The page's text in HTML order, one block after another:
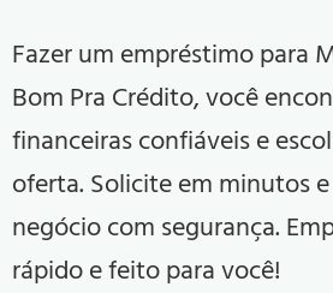
Fazer um empréstimo para
Bom Pra Crédito, você
financeiras confiáveis e
oferta. Solicite em minutos
negócio com segurança.
rápido e feito para você!